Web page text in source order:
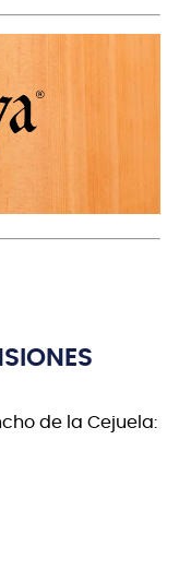
de la Cejuela: